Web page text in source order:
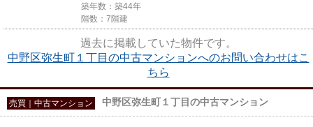
築年数：築44年
階数：7階建
過去に掲載していた物件です。
中野区弥生町１丁目の中古マンションへのお問い合わせはこ
ちら
売買｜中古マンション 中野区弥生町１丁目の中古マンション